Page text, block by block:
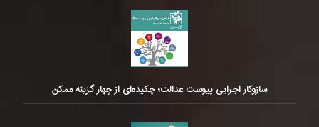
سازوکار اجرایی پیوست عدالت؛ چکیده‌ای از چهار گزینه ممکن